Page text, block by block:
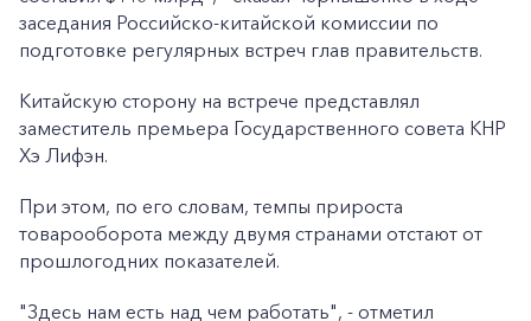
заседания Российско-китайской комиссии по
подготовке регулярных встреч глав правительств.
Китайскую сторону на встрече представлял
заместитель премьера Государственного совета КНР
Хэ Лифэн.
При этом, по его словам, темпы прироста
товарооборота между двумя странами отстают от
прошлогодних показателей.
"Здесь нам есть над чем работать", - отметил